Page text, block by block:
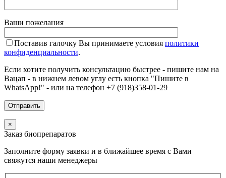
Ваши пожелания
Поставив галочку Вы принимаете условия политики
конфиденциальности.
Если хотите получить консультацию быстрее - пишите нам на
Вацап - в нижнем левом углу есть кнопка "Пишите в
WhatsApp!" - или на телефон +7 (918)358-01-29
×
Заказ биопрепаратов
Заполните форму заявки и в ближайшее время с Вами
свяжутся наши менеджеры